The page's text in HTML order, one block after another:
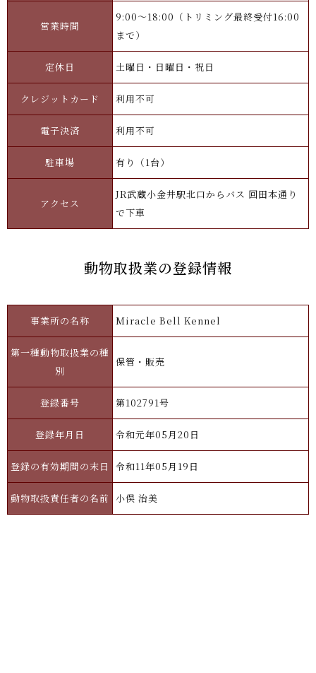
営業時間
9:00～18:00（トリミング最終受付16:00
まで）
定休日 土曜日・日曜日・祝日
クレジットカード 利用不可
電子決済 利用不可
駐車場 有り（1台）
アクセス
JR武蔵小金井駅北口からバス 回田本通り
で下車
動物取扱業の登録情報
事業所の名称 Miracle Bell Kennel
第一種動物取扱業の種
別
保管・販売
登録番号 第102791号
登録年月日 令和元年05月20日
登録の有効期間の末日 令和11年05月19日
動物取扱責任者の名前 小俣 治美